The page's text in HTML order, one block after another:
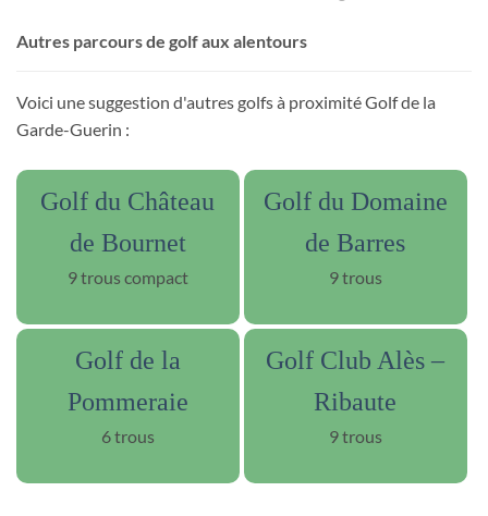
Autres parcours de golf aux alentours
Voici une suggestion d'autres golfs à proximité Golf de la
Garde-Guerin :
Golf du Château
de Bournet
9 trous compact
Golf du Domaine
de Barres
9 trous
Golf de la
Pommeraie
6 trous
Golf Club Alès –
Ribaute
9 trous